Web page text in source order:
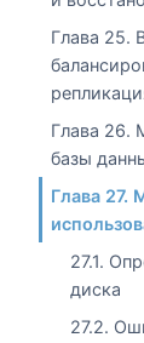
Глава 25.
Глава 26.
базы
Глава 27.
27.1.
диска
27.2.